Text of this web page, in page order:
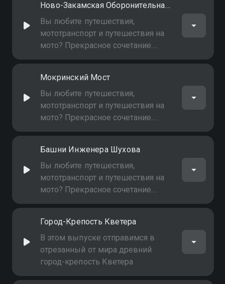
Ново-Закамская Оборонительная Линия
Вы любите путешествия,
мототранспорт и путешествия на
мото? Прекрасное сочетание.
Давайте путешествовать вместе -
географию, увлекательно! В
выпуске - "Ново-Закамская
оборонительная линия"
Мокринский Мост
Вы любите путешествия,
мототранспорт и путешествия на
мото? Прекрасное сочетание.
Давайте путешествовать вместе -
географию, увлекательно! В
выпуске - "Мокринский мост"
Башни Инженера Шухова
Вы любите путешествия,
мототранспорт и путешествия на
мото? Прекрасное сочетание.
Давайте путешествовать вместе -
географию, увлекательно! В
выпуске - "Башни инженера
Шухова"
Город-Крепость Кветера
В этом выпуске отправимся в
отрезанный от мира древний
город-крепость Кветера